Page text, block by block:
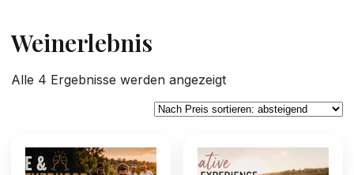
Weinerlebnis
Alle 4 Ergebnisse werden angezeigtNach
Preis
sortiert: